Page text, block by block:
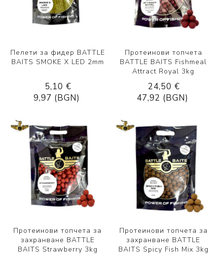
Пелети за фидер BATTLE
BAITS SMOKE X LED 2mm
5,10 €
9,97 (BGN)
Протеинови топчета
BATTLE BAITS Fishmeal
Attract Royal 3kg
24,50 €
47,92 (BGN)
Протеинови топчета за
захранване BATTLE
BAITS Strawberry 3kg
Протеинови топчета за
захранване BATTLE
BAITS Spicy Fish Mix 3kg